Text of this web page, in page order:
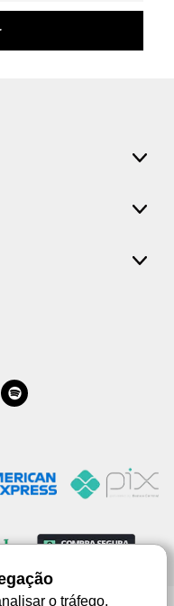
o tráfego,